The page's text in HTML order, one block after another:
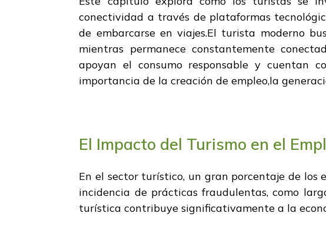
conectividad a través de plataformas
de embarcarse en viajes.El turista moderno
mientras permanece constantemente
apoyan el consumo responsable y cuentan
importancia de la creación de empleo,la
El Impacto del Turismo en el
En el sector turístico, un gran porcentaje de los
incidencia de prácticas fraudulentas, como
turística contribuye significativamente a la